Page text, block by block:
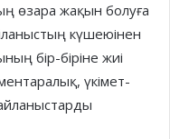
өзара жа­қын бо­луға
кү­шеюі­нен
бір-бірі­не жиі
үкімет­